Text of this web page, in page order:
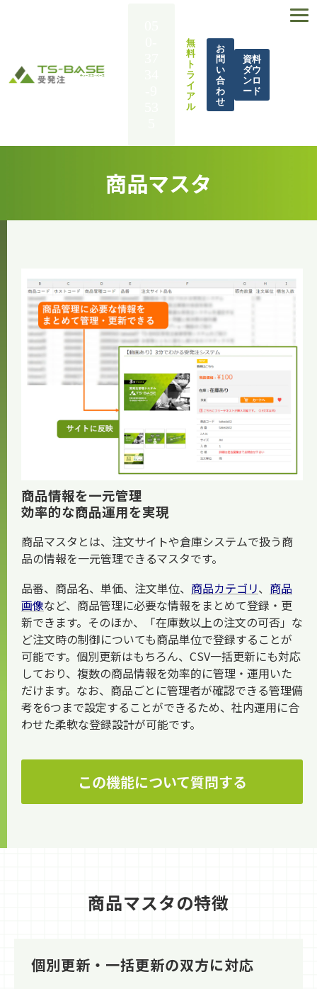
無
料
ト
ラ
イ
ア
ル
お
問
い
合
わ
せ
資料
ダウ
ンロ
ード
機能一覧
BASE UP通信
お役立ち資料
お知らせ
商品マスタ
商品情報を一元管理
効率的な商品運用を実現
商品マスタとは、注文サイトや倉庫システムで扱う商
品の情報を一元管理できるマスタです。
品番、商品名、単価、注文単位、 商品カテゴリ、 商品
画像など、商品管理に必要な情報をまとめて登録・更
新できます。そのほか、「在庫数以上の注文の可否」な
ど注文時の制御についても商品単位で登録することが
可能です。個別更新はもちろん、CSV一括更新にも対応
しており、複数の商品情報を効率的に管理・運用いた
だけます。なお、商品ごとに管理者が確認できる管理備
考を6つまで設定することができるため、社内運用に合
わせた柔軟な登録設計が可能です。
この機能について質問する
商品マスタの特徴
個別更新・一括更新の双方に対応